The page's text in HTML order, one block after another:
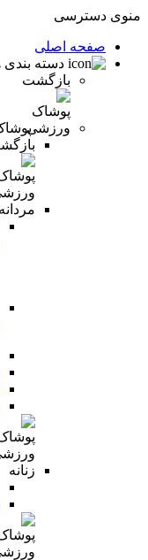
منوی دسترسی
صفحه اصلی
دسته بندی
بازگشت